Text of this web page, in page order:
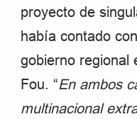
proyecto de
había contado
gobierno regional
Fou. “En ambos
multinacional